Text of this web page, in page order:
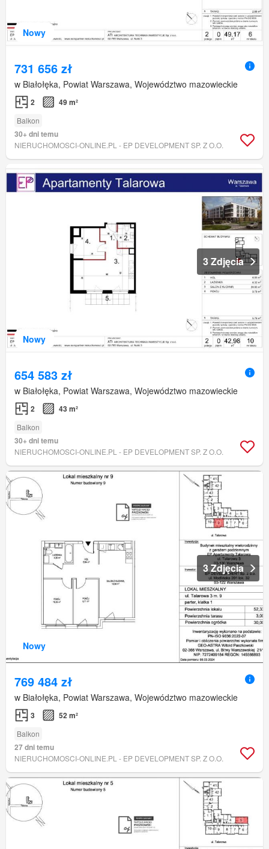
Nowy
731 656 zł
w Białołęka, Powiat Warszawa, Województwo mazowieckie
2 49 m²
Balkon
30+ dni temu
NIERUCHOMOSCI-ONLINE.PL - EP DEVELOPMENT SP. Z O.O.
Nowy
3 Zdjęcia
654 583 zł
w Białołęka, Powiat Warszawa, Województwo mazowieckie
2 43 m²
Balkon
30+ dni temu
NIERUCHOMOSCI-ONLINE.PL - EP DEVELOPMENT SP. Z O.O.
Nowy
3 Zdjęcia
769 484 zł
w Białołęka, Powiat Warszawa, Województwo mazowieckie
3 52 m²
Balkon
27 dni temu
NIERUCHOMOSCI-ONLINE.PL - EP DEVELOPMENT SP. Z O.O.